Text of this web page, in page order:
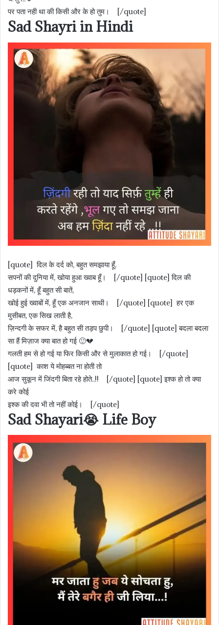
पर पता नही था की किसी और के हो तुम। [/quote]
Sad Shayri in Hindi
[quote] दिल के दर्द को, बहुत समझाया हूँ,
सपनों की दुनिया में, खोया हुआ ख्वाब हूँ। [/quote] [quote] दिल की
धड़कनों में, हूँ बहुत सी बातें,
खोई हुई ख्वाबों में, हूँ एक अनजान साथी। [/quote] [quote] हर एक
मुसीबत, एक सिख लाती है,
ज़िन्दगी के सफर में, है बहुत सी तड़प छुपी। [/quote] [quote] बदला बदला
सा हैं मिज़ाज क्या बात हो गई 🙂💔
गलती हम से हो गई या फिर किसी और से मुलाकात हो गई। [/quote]
[quote] काश ये मोहब्बत ना होती तो
आज सुकून में जिंदगी बिता रहे होते..!! [/quote] [quote] इश्क हो तो क्या
करे कोई
इश्क की दवा भी तो नहीं कोई। [/quote]
Sad Shayari😭 Life Boy